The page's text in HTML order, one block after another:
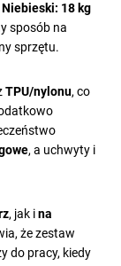
Niebieski: 18 kg
sposób na
sprzętu.
TPU/nylonu, co
, a uchwyty i
, jak ina
że zestaw
do pracy, kiedy